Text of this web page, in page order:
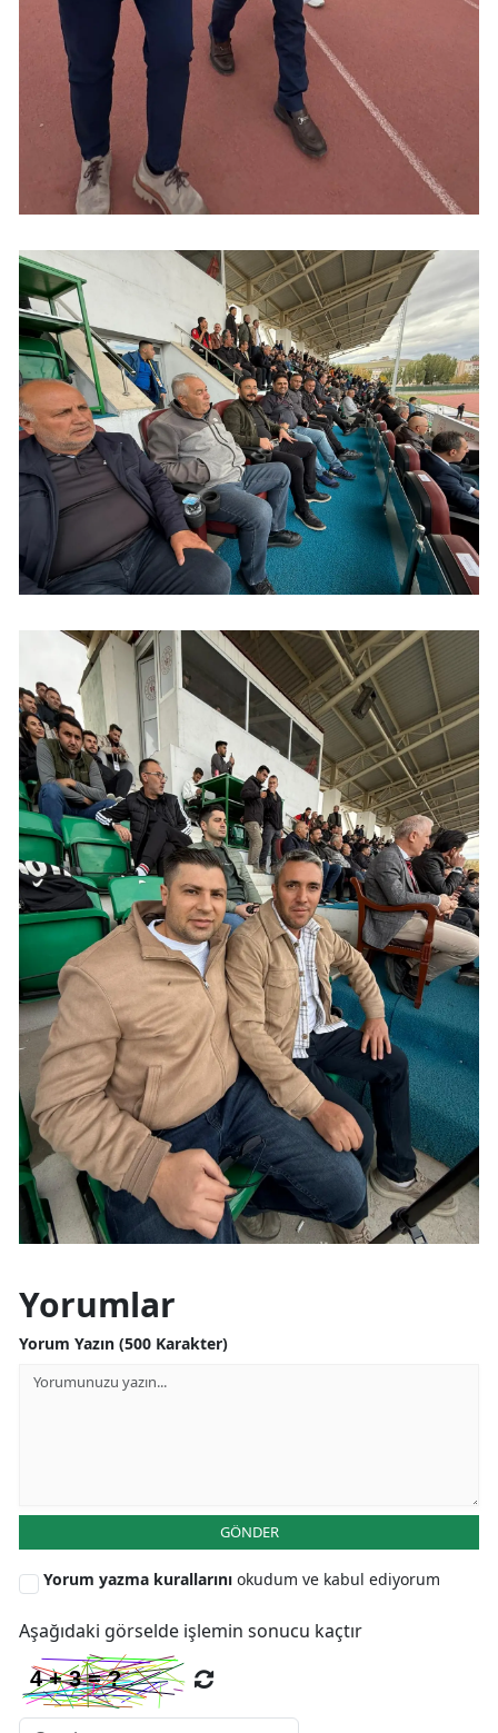
Yorumlar
Yorum Yazın (500 Karakter)
GÖNDER
Yorum yazma kurallarını okudum ve kabul ediyorum
Aşağıdaki görselde işlemin sonucu kaçtır